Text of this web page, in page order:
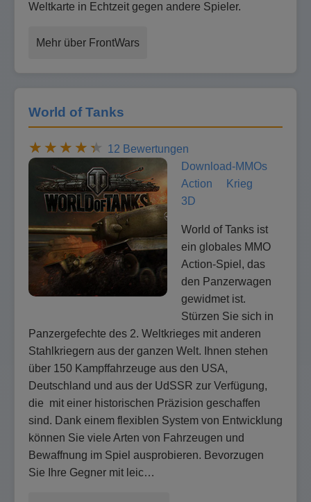
Weltkarte in Echtzeit gegen andere Spieler.
Mehr über FrontWars
World of Tanks
12 Bewertungen
Download-MMOs
Action
Krieg
3D
World of Tanks ist
ein globales MMO
Action-Spiel, das
den Panzerwagen
gewidmet ist.
Stürzen Sie sich in
Panzergefechte des 2. Weltkrieges mit anderen
Stahlkriegern aus der ganzen Welt. Ihnen stehen
über 150 Kampffahrzeuge aus den USA,
Deutschland und aus der UdSSR zur Verfügung,
die mit einer historischen Präzision geschaffen
sind. Dank einem flexiblen System von Entwicklung
können Sie viele Arten von Fahrzeugen und
Bewaffnung im Spiel ausprobieren. Bevorzugen
Sie Ihre Gegner mit leic…